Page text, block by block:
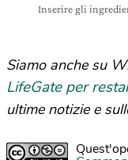
Inserire gli
Siamo anche su
LifeGate per
ultime notizie e